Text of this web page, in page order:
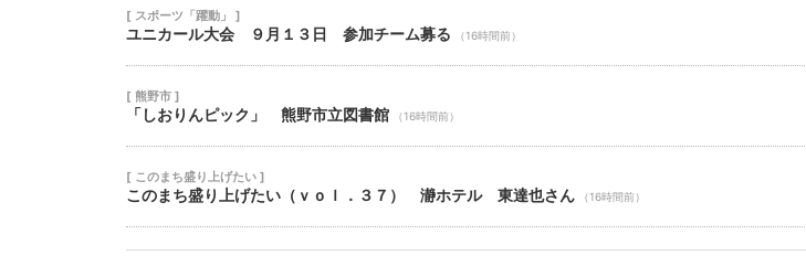
[ スポーツ「躍動」 ]
ユニカール大会 ９月１３日 参加チーム募る （16時間前）
[ 熊野市 ]
「しおりんピック」 熊野市立図書館 （16時間前）
[ このまち盛り上げたい ]
このまち盛り上げたい（ｖｏｌ．３７） 瀞ホテル 東達也さん （16時間前）